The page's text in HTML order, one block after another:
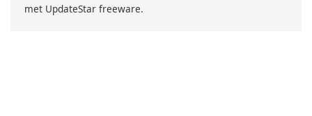
met UpdateStar freeware.